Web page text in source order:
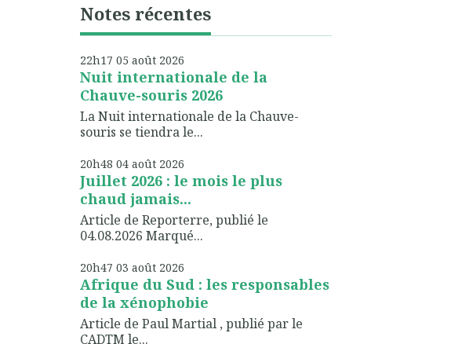
Notes récentes
22h17 05 août 2026
Nuit internationale de la
Chauve-souris 2026
La Nuit internationale de la Chauve-
souris se tiendra le...
20h48 04 août 2026
Juillet 2026 : le mois le plus
chaud jamais...
Article de Reporterre, publié le
04.08.2026 Marqué...
20h47 03 août 2026
Afrique du Sud : les responsables
de la xénophobie
Article de Paul Martial , publié par le
CADTM le...